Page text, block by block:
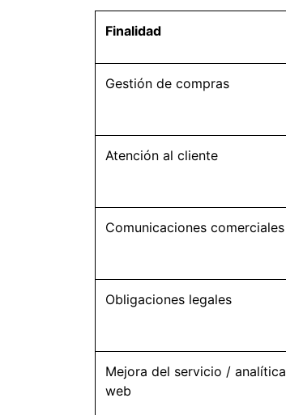
Finalidad
Gestión de compras
Atención al cliente
Comunicaciones comerciales
Obligaciones legales
Mejora del servicio / analítica
web